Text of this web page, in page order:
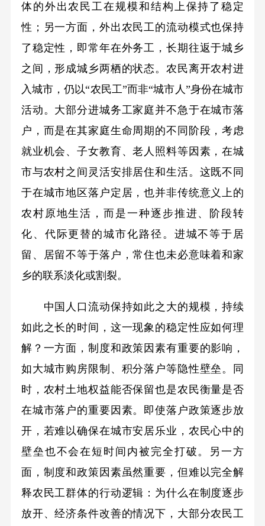
体的外出农民工在规模和结构上保持了稳定
性；另一方面，外出农民工的流动模式也保持
了稳定性，即常年在外务工，长期往返于城乡
之间，形成城乡两栖的状态。农民离开农村进
入城市，仍以“农民工”而非“城市人”身份在城市
活动。大部分进城务工家庭并不急于在城市落
户，而是在其家庭生命周期的不同阶段，考虑
就业机会、子女教育、老人照料等因素，在城
市与农村之间灵活安排居住和生活。这既不同
于在城市地区落户定居，也并非传统意义上的
农村原地生活，而是一种逐步推进、阶段转
化、代际更替的城市化路径。进城不等于居
留、居留不等于落户，常住也未必意味着和家
乡的联系淡化或割裂。
中国人口流动保持如此之大的规模，持续
如此之长的时间，这一现象的稳定性应如何理
解？一方面，制度和政策因素有重要的影响，
如大城市购房限制、积分落户等隐性壁垒。同
时，农村土地权益能否保留也是农民衡量是否
在城市落户的重要因素。即使落户政策逐步放
开，若难以确保在城市安居乐业，农民心中的
壁垒也不会在短时间内被完全打破。另一方
面，制度和政策因素虽然重要，但难以完全解
释农民工群体的行动逻辑：为什么在制度逐步
放开、经济条件改善的情况下，大部分农民工